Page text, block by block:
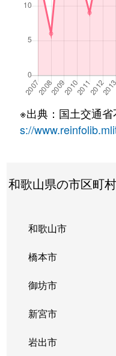
※出典：国土交通
s://
和歌山県の市区町
和歌山市
橋本市
御坊市
新宮市
岩出市